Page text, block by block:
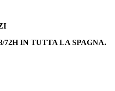
72H IN TUTTA LA SPAGNA.